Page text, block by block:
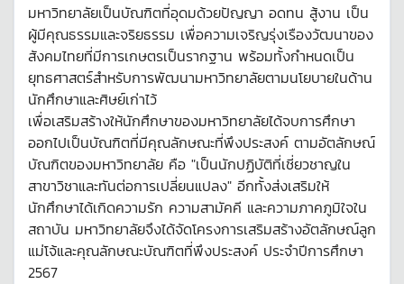
มหาวิทยาลัยเป็นบัณฑิตที่อุดมด้วยปัญญา อดทน สู้งาน เป็น
ผู้มีคุณธรรมและจริยธรรม เพื่อความเจริญรุ่งเรืองวัฒนาของ
สังคมไทยที่มีการเกษตรเป็นรากฐาน พร้อมทั้งกำหนดเป็น
ยุทธศาสตร์สำหรับการพัฒนามหาวิทยาลัยตามนโยบายในด้าน
นักศึกษาและศิษย์เก่าไว้
เพื่อเสริมสร้างให้นักศึกษาของมหาวิทยาลัยได้จบการศึกษา
ออกไปเป็นบัณฑิตที่มีคุณลักษณะที่พึงประสงค์ ตามอัตลักษณ์
บัณฑิตของมหาวิทยาลัย คือ "เป็นนักปฏิบัติที่เชี่ยวชาญใน
สาขาวิชาและทันต่อการเปลี่ยนแปลง" อีกทั้งส่งเสริมให้
นักศึกษาได้เกิดความรัก ความสามัคคี และความภาคภูมิใจใน
สถาบัน มหาวิทยาลัยจึงได้จัดโครงการเสริมสร้างอัตลักษณ์ลูก
แม่โจ้และคุณลักษณะบัณฑิตที่พึงประสงค์ ประจำปีการศึกษา
2567